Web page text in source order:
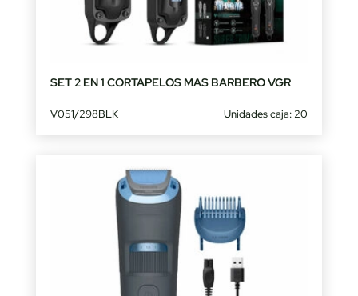
SET 2 EN 1 CORTAPELOS MAS BARBERO VGR
V051/298BLK Unidades caja: 20